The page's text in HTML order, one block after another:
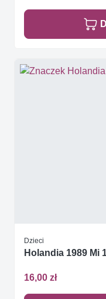
Dzieci
Holandia 1989 Mi
16,00 zł